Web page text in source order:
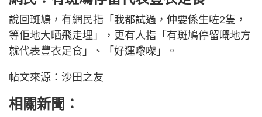
說回斑鳩，有網民指「我都試過，仲要係生咗2隻，
等佢地大晒飛走埋」，更有人指「有斑鳩停留嘅地方
就代表豐衣足食」、「好運嚟㗎」。
帖文來源：沙田之友
相關新聞：